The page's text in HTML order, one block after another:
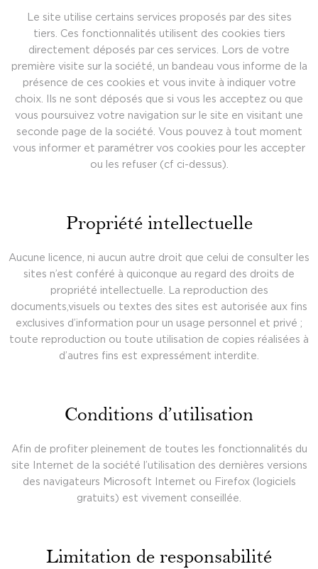
Le site utilise certains services proposés par des sites
tiers. Ces fonctionnalités utilisent des cookies tiers
directement déposés par ces services. Lors de votre
première visite sur la société, un bandeau vous informe de la
présence de ces cookies et vous invite à indiquer votre
choix. Ils ne sont déposés que si vous les acceptez ou que
vous poursuivez votre navigation sur le site en visitant une
seconde page de la société. Vous pouvez à tout moment
vous informer et paramétrer vos cookies pour les accepter
ou les refuser (cf ci-dessus).
Propriété intellectuelle
Aucune licence, ni aucun autre droit que celui de consulter les
sites n’est conféré à quiconque au regard des droits de
propriété intellectuelle. La reproduction des
documents,visuels ou textes des sites est autorisée aux fins
exclusives d’information pour un usage personnel et privé ;
toute reproduction ou toute utilisation de copies réalisées à
d’autres fins est expressément interdite.
Conditions d’utilisation
Afin de profiter pleinement de toutes les fonctionnalités du
site Internet de la société l’utilisation des dernières versions
des navigateurs Microsoft Internet ou Firefox (logiciels
gratuits) est vivement conseillée.
Limitation de responsabilité